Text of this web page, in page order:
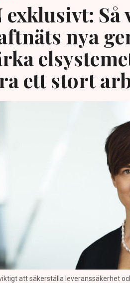
exklusivt: Så
nya
ett stort
att säkerställa leveranssäkerhet